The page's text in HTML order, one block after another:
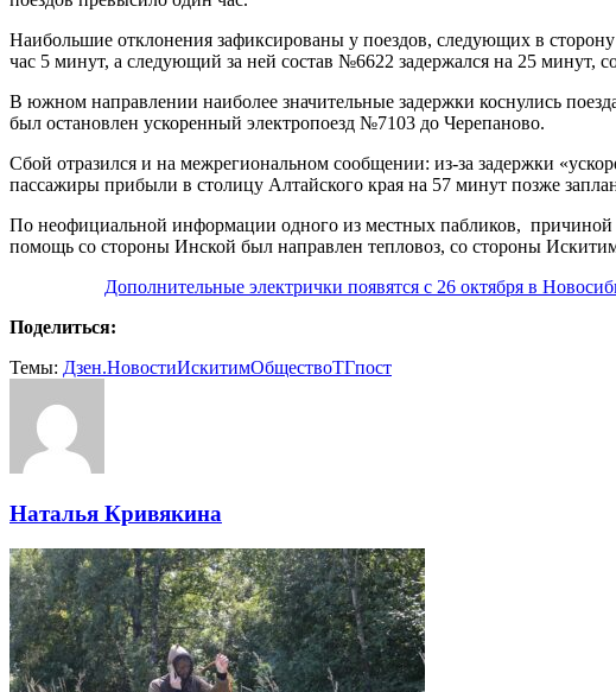
Наибольшие отклонения зафиксированы у поездов, следующих в
час 5 минут, а следующий за ней состав №6622 задержался на 25 минут,
В южном направлении наиболее значительные задержки коснулись
был остановлен ускоренный электропоезд №7103 до Черепаново.
Сбой отразился и на межрегиональном сообщении: из-за задержки
пассажиры прибыли в столицу Алтайского края на 57 минут позже
По неофициальной информации одного из местных пабликов, причиной
помощь со стороны Инской был направлен тепловоз, со стороны
Дополнительные электрички появятся с 26 октября в
Поделиться:
Темы: Дзен.НовостиИскитимОбществоТГпост
Наталья Кривякина